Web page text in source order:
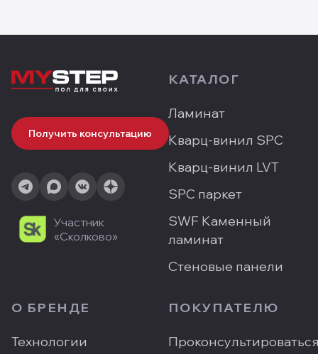
Получить консультацию
Участник
«Сколково»
КАТАЛОГ
Ламинат
Кварц-винил SPC
Кварц-винил LVT
SPC паркет
SWF Каменный
ламинат
Стеновые панели
О БРЕНДЕ
Технологии
ПОКУПАТЕЛЮ